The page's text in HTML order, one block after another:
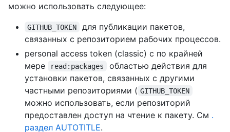
можно использовать следующее:
GITHUB_TOKEN
для публикации пакетов,
связанных с репозиторием рабочих процессов.
personal access token (classic) с по крайней
мере
read:packages
областью действия для
установки пакетов, связанных с другими
частными репозиториями ( GITHUB_TOKEN
можно использовать, если репозиторий
предоставлен доступ на чтение к пакету. См .
раздел AUTOTITLE.